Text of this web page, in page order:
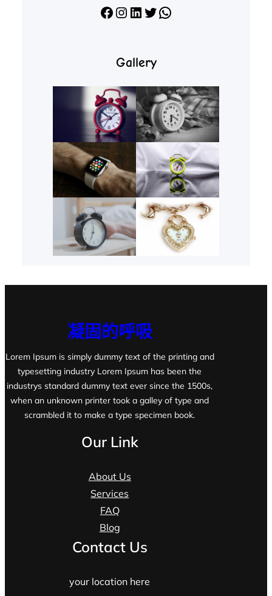
Facebook Instagram LinkedIn X WhatsApp
Gallery
凝固的呼吸
Lorem Ipsum is simply dummy text of the printing and
typesetting industry Lorem Ipsum has been the
industrys standard dummy text ever since the 1500s,
when an unknown printer took a galley of type and
scrambled it to make a type specimen book.
Our Link
About Us
Services
FAQ
Blog
Contact Us
your location here